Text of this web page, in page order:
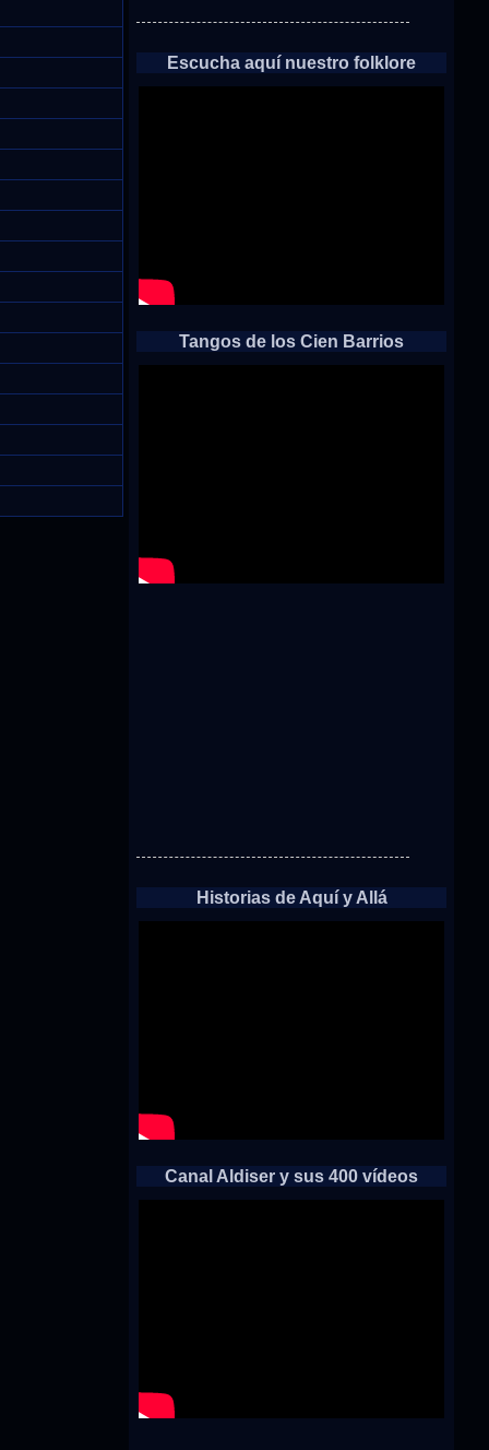
Escucha aquí nuestro folklore
Tangos de los Cien Barrios
Historias de Aquí y Allá
Canal Aldiser y sus 400 vídeos